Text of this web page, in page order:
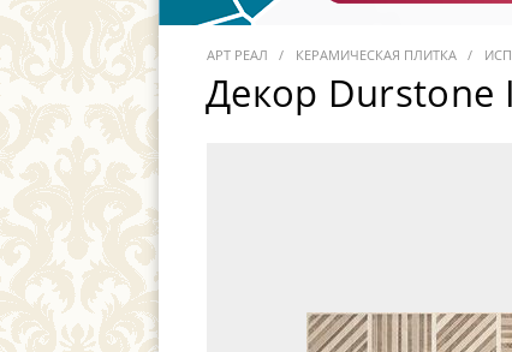
АРТ РЕАЛ КЕРАМИЧЕСКАЯ ПЛИТКА
Декор Durstone